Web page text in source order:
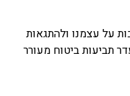
על עצמנו ולהתגאות
תביעות ביטוח מעורר